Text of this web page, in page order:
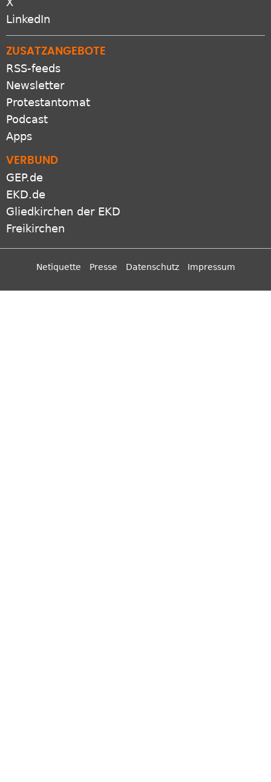
LinkedIn
ZUSATZANGEBOTE
RSS-feeds
Newsletter
Protestantomat
Podcast
Apps
VERBUND
GEP.de
EKD.de
Gliedkirchen der EKD
Freikirchen
Netiquette Presse Datenschutz Impressum